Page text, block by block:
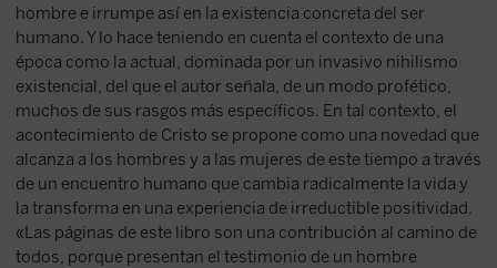
hombre e irrumpe así en la existencia concreta del ser
humano. Y lo hace teniendo en cuenta el contexto de una
época como la actual, dominada por un invasivo nihilismo
existencial, del que el autor señala, de un modo profético,
muchos de sus rasgos más específicos. En tal contexto, el
acontecimiento de Cristo se propone como una novedad que
alcanza a los hombres y a las mujeres de este tiempo a través
de un encuentro humano que cambia radicalmente la vida y
la transforma en una experiencia de irreductible positividad.
«Las páginas de este libro son una contribución al camino de
todos, porque presentan el testimonio de un hombre